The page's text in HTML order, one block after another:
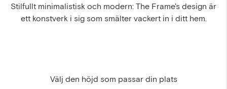
Stilfullt minimalistisk och modern: The Frame's design är
ett konstverk i sig som smälter vackert in i ditt hem.
Välj den höjd som passar din plats